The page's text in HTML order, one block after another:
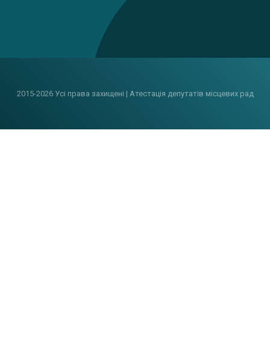
2015-2026 Усі права захищені | Атестація депутатів місцевих рад